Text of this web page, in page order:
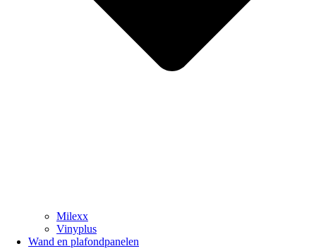
Milexx
Vinyplus
Wand en plafondpanelen